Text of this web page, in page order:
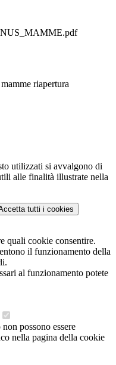
riapertura
utilizzati si avvalgono di
alle finalità illustrate nella
tutti i cookies
quali cookie consentire.
il funzionamento della
al funzionamento potete
possono essere
nella pagina della cookie